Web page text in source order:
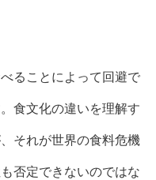
ることによって回避で
食文化の違いを理解す
それが世界の食料危機
否定できないのではな